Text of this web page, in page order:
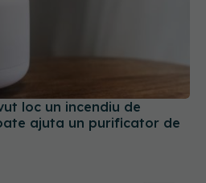
loc un incendiu de
ajuta un purificator de